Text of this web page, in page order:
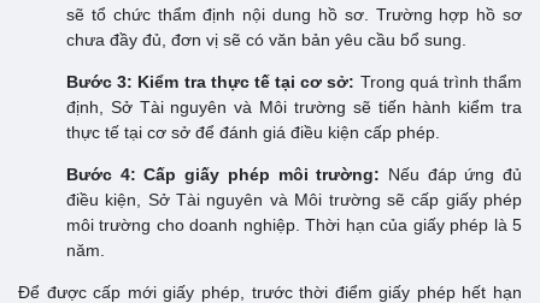
sẽ tổ chức thẩm định nội dung hồ sơ. Trường hợp hồ sơ
chưa đầy đủ, đơn vị sẽ có văn bản yêu cầu bổ sung.
Bước 3: Kiểm tra thực tế tại cơ sở: Trong quá trình thẩm
định, Sở Tài nguyên và Môi trường sẽ tiến hành kiểm tra
thực tế tại cơ sở để đánh giá điều kiện cấp phép.
Bước 4: Cấp giấy phép môi trường: Nếu đáp ứng đủ
điều kiện, Sở Tài nguyên và Môi trường sẽ cấp giấy phép
môi trường cho doanh nghiệp. Thời hạn của giấy phép là 5
năm.
Để được cấp mới giấy phép, trước thời điểm giấy phép hết hạn